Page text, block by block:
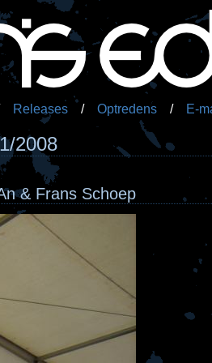
Releases / Optredens / E-
2008
& Frans Schoep